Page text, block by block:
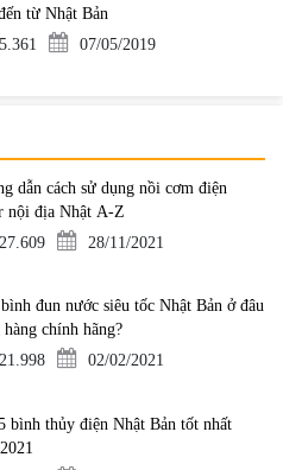
từ Nhật Bản
5.361
07/05/2019
dẫn cách sử dụng nồi cơm điện
nội địa Nhật A-Z
27.609
28/11/2021
đun nước siêu tốc Nhật Bản ở đâu
hàng chính hãng?
21.998
02/02/2021
bình thủy điện Nhật Bản tốt nhất